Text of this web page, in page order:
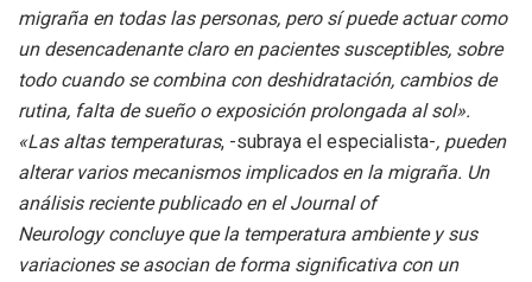
migraña en todas las personas, pero sí puede actuar como
un desencadenante claro en pacientes susceptibles, sobre
todo cuando se combina con deshidratación, cambios de
rutina, falta de sueño o exposición prolongada al sol».
«Las altas temperaturas, -subraya el especialista-, pueden
alterar varios mecanismos implicados en la migraña. Un
análisis reciente publicado en el Journal of
Neurology concluye que la temperatura ambiente y sus
variaciones se asocian de forma significativa con un